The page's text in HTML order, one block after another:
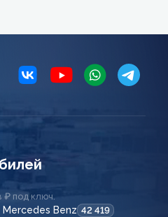
₽ под ключ.
Mercedes Benz 42 419